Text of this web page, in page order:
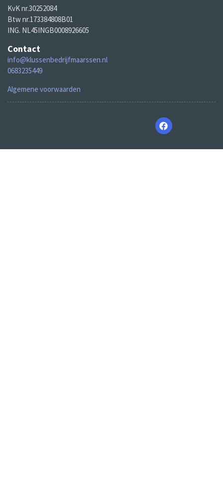
KvK nr.30252084
Btw nr.173384808B01
ING. NL45INGB0008926605
Contact
info@klussenbedrijfmaarssen.nl
0683235449
Algemene voorwaarden